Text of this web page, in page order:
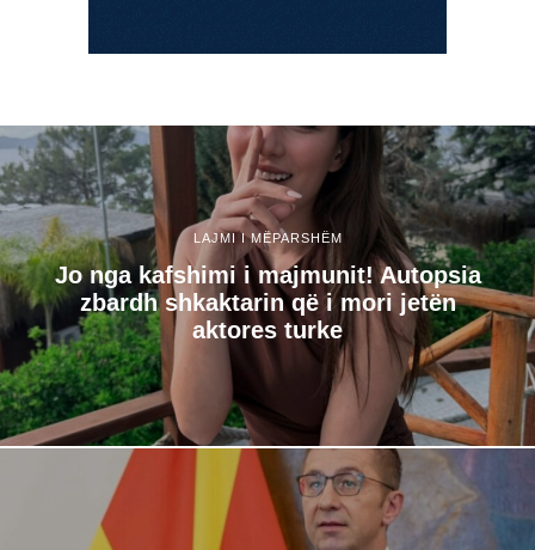
LAJMI I MËPARSHËM
Jo nga kafshimi i majmunit! Autopsia
zbardh shkaktarin që i mori jetën
aktores turke